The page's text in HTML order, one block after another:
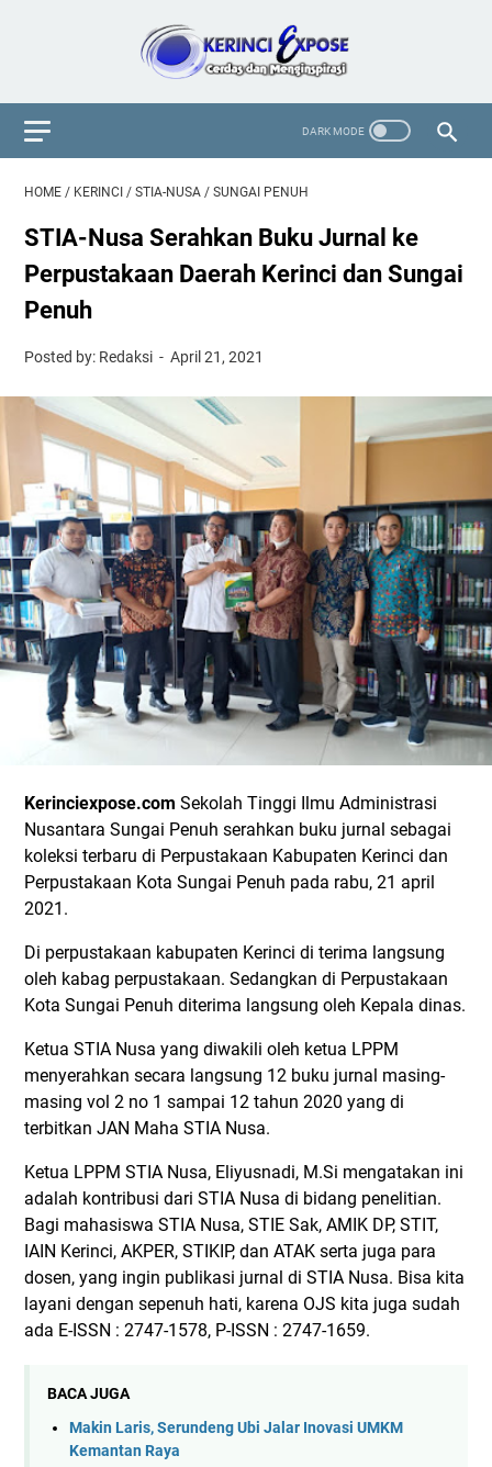
HOME / KERINCI / STIA-NUSA / SUNGAI PENUH
STIA-Nusa Serahkan Buku Jurnal ke
Perpustakaan Daerah Kerinci dan Sungai
Penuh
Posted by: Redaksi April 21, 2021
Kerinciexpose.com Sekolah Tinggi Ilmu Administrasi
Nusantara Sungai Penuh serahkan buku jurnal sebagai
koleksi terbaru di Perpustakaan Kabupaten Kerinci dan
Perpustakaan Kota Sungai Penuh pada rabu, 21 april
2021.
Di perpustakaan kabupaten Kerinci di terima langsung
oleh kabag perpustakaan. Sedangkan di Perpustakaan
Kota Sungai Penuh diterima langsung oleh Kepala dinas.
Ketua STIA Nusa yang diwakili oleh ketua LPPM
menyerahkan secara langsung 12 buku jurnal masing-
masing vol 2 no 1 sampai 12 tahun 2020 yang di
terbitkan JAN Maha STIA Nusa.
Ketua LPPM STIA Nusa, Eliyusnadi, M.Si mengatakan ini
adalah kontribusi dari STIA Nusa di bidang penelitian.
Bagi mahasiswa STIA Nusa, STIE Sak, AMIK DP, STIT,
IAIN Kerinci, AKPER, STIKIP, dan ATAK serta juga para
dosen, yang ingin publikasi jurnal di STIA Nusa. Bisa kita
layani dengan sepenuh hati, karena OJS kita juga sudah
ada E-ISSN : 2747-1578, P-ISSN : 2747-1659.
BACA JUGA
Makin Laris, Serundeng Ubi Jalar Inovasi UMKM
Kemantan Raya